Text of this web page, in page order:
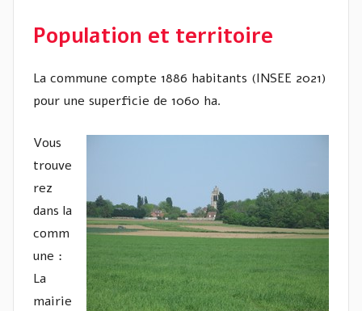
Population et territoire
La commune compte 1886 habitants (INSEE 2021)
pour une superficie de 1060 ha.
Vous
trouve
rez
dans la
comm
une :
La
mairie